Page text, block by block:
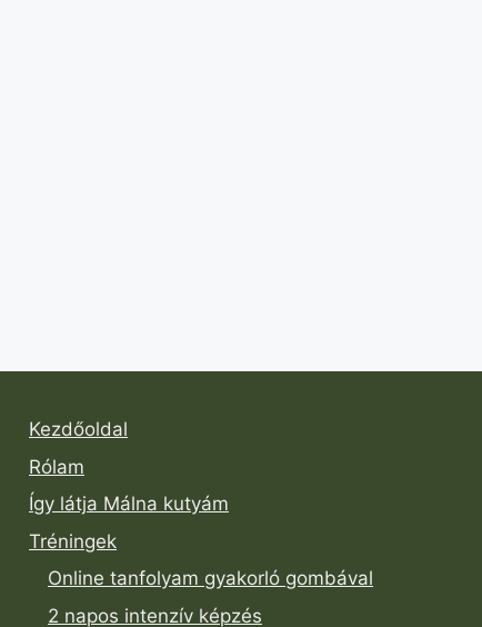
Kezdőoldal
Rólam
Így látja Málna kutyám
Tréningek
Online tanfolyam gyakorló gombával
2 napos intenzív képzés